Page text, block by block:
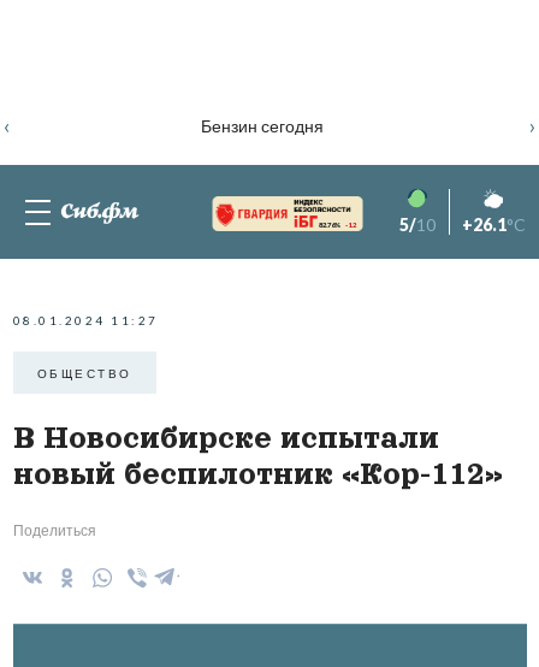
Бензин сегодня
‹ ›
82.76% -1.2 5/10 +26.1°C
08.01.2024 11:27
ОБЩЕСТВО
В Новосибирске испытали
новый беспилотник «Кор-112»
Поделиться